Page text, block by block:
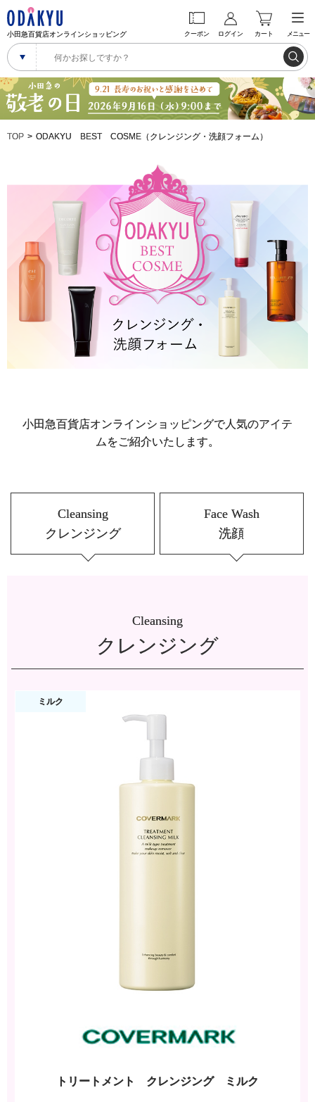
小田急百貨店オンラインショッピング クーポン ログイン カート メニュー
TOP ODAKYU BEST COSME（クレンジング・洗顔フォーム）
小田急百貨店オンラインショッピングで人気のアイテ
ムをご紹介いたします。
Cleansing
クレンジング
Face Wash
洗顔
Cleansing
クレンジング
トリートメント クレンジング ミルク